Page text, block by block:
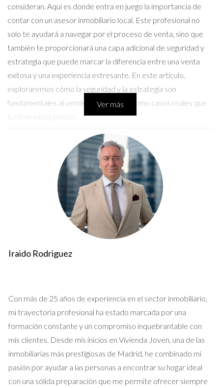
consideran. Aquí es donde entra en juego la importancia de
contar con un asesor inmobiliario local. Este profesional no
solo te ayudará a navegar por el proceso de venta, sino que
también te proporcionará una capa adicional de seguridad y
estrategia que puede marcar la diferencia entre una venta
exitosa y una experiencia estresante. En este artículo,
exploraremos cómo la seguridad y la estrategia son
fundamentales al vender tu hogar, así como casos reales que
ilustran estos puntos.
Conversemos por WhatsApp
Seguridad en las Visitas
La Importancia de la Seguridad
La seguridad es uno de los aspectos más cruciales a
considerar cuando se trata de mostrar tu hogar a extraños.
Recibir visitas sin un acompañante puede ser riesgoso, ya que
no solo estás abriendo las puertas de tu hogar, sino también
como un guardián durante estas citas, asegurándose de que
todo transcurra sin inconvenientes.
Consejos para Mantener la Seguridad
Aquí hay algunos consejos prácticos para mantener la
seguridad durante las visitas:
Siempre programa las visitas con anticipación y verifica
Ver más
Iraido Rodriguez
Con más de 25 años de experiencia en el sector inmobiliario,
mi trayectoria profesional ha estado marcada por una
formación constante y un compromiso inquebrantable con
mis clientes. Desde mis inicios en Vivienda Joven, una de las
inmobiliarias más prestigiosas de Madrid, he combinado mi
pasión por ayudar a las personas a encontrar su hogar ideal
con una sólida preparación que me permite ofrecer siempre